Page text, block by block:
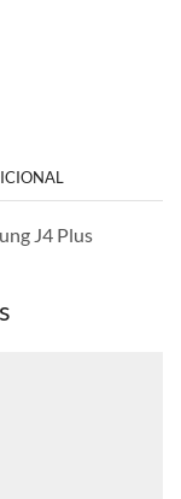
J4 Plus